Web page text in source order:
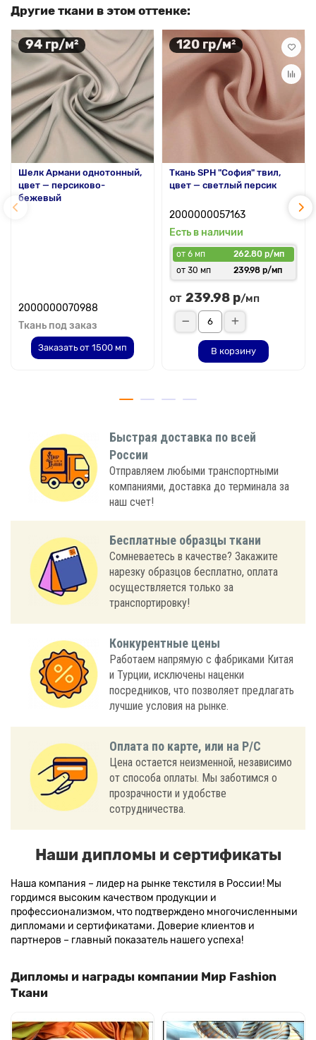
Другие ткани в этом оттенке:
94 гр/м²
Шелк Армани однотонный,
цвет — персиково-
бежевый
2000000070988
Ткань под заказ
Заказать от 1500 мп
120 гр/м²
Ткань SPH "София" твил,
цвет — светлый персик
2000000057163
Есть в наличии
от 6 мп
262.80 р/мп
от 30 мп
239.98 р/мп
от 239.98 р/мп
В корзину
Быстрая доставка по всей
России
Отправляем любыми транспортными
компаниями, доставка до терминала за
наш счет!
Бесплатные образцы ткани
Сомневаетесь в качестве? Закажите
нарезку образцов бесплатно, оплата
осуществляется только за
транспортировку!
Конкурентные цены
Работаем напрямую с фабриками Китая
и Турции, исключены наценки
посредников, что позволяет предлагать
лучшие условия на рынке.
Оплата по карте, или на Р/С
Цена остается неизменной, независимо
от способа оплаты. Мы заботимся о
прозрачности и удобстве
сотрудничества.
Наши дипломы и сертификаты
Наша компания – лидер на рынке текстиля в России! Мы
гордимся высоким качеством продукции и
профессионализмом, что подтверждено многочисленными
дипломами и сертификатами. Доверие клиентов и
партнеров – главный показатель нашего успеха!
Дипломы и награды компании Мир Fashion
Ткани